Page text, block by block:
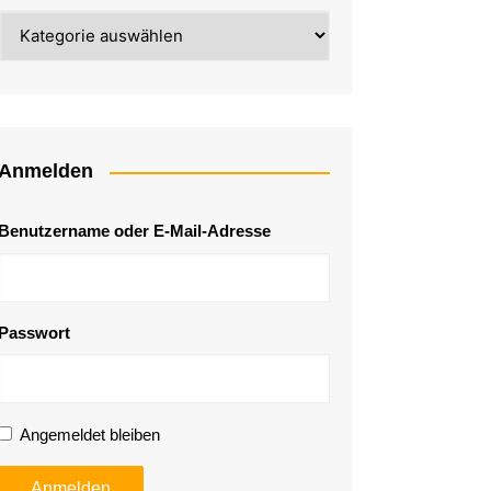
Benutzername oder E-Mail-Adresse
Passwort
Angemeldet bleiben